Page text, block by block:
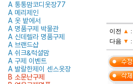
A 통통맘코디옷장77
A 메리제인
A 옷 밭에서
A 명품구제 박물관
A 신데렐라 명품구제
A 브랜드샵
A 쉬크&럭셜맘
A 구제 이벤트
A 발랄한제이 센스옷장
B 소문난구제
이전 ▲ :
다음 ▼ :